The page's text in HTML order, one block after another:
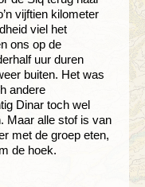
vijftien kilometer
viel het
ons op de
uur duren
buiten. Het was
andere
Dinar toch wel
Maar alle stof is van
met de groep eten,
de hoek.